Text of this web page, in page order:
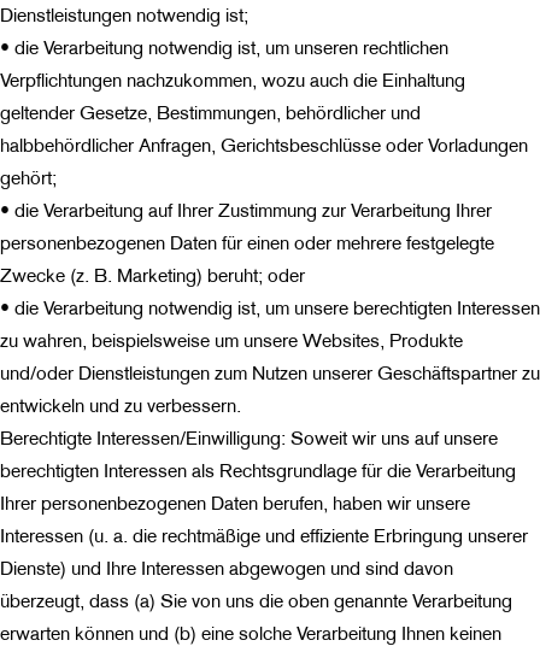
Dienstleistungen notwendig ist;
• die Verarbeitung notwendig ist, um unseren rechtlichen
Verpflichtungen nachzukommen, wozu auch die Einhaltung
geltender Gesetze, Bestimmungen, behördlicher und
halbbehördlicher Anfragen, Gerichtsbeschlüsse oder Vorladungen
gehört;
• die Verarbeitung auf Ihrer Zustimmung zur Verarbeitung Ihrer
personenbezogenen Daten für einen oder mehrere festgelegte
Zwecke (z. B. Marketing) beruht; oder
• die Verarbeitung notwendig ist, um unsere berechtigten Interessen
zu wahren, beispielsweise um unsere Websites, Produkte
und/oder Dienstleistungen zum Nutzen unserer Geschäftspartner zu
entwickeln und zu verbessern.
Berechtigte Interessen/Einwilligung: Soweit wir uns auf unsere
berechtigten Interessen als Rechtsgrundlage für die Verarbeitung
Ihrer personenbezogenen Daten berufen, haben wir unsere
Interessen (u. a. die rechtmäßige und effiziente Erbringung unserer
Dienste) und Ihre Interessen abgewogen und sind davon
überzeugt, dass (a) Sie von uns die oben genannte Verarbeitung
erwarten können und (b) eine solche Verarbeitung Ihnen keinen